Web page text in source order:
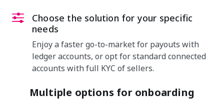
Choose the solution for your specific
needs
Enjoy a faster go-to-market for payouts with
ledger accounts, or opt for standard connected
accounts with full KYC of sellers.
Multiple options for onboarding